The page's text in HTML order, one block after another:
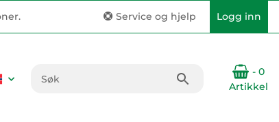
Service og hjelp Logg inn
- 0
Artikkel